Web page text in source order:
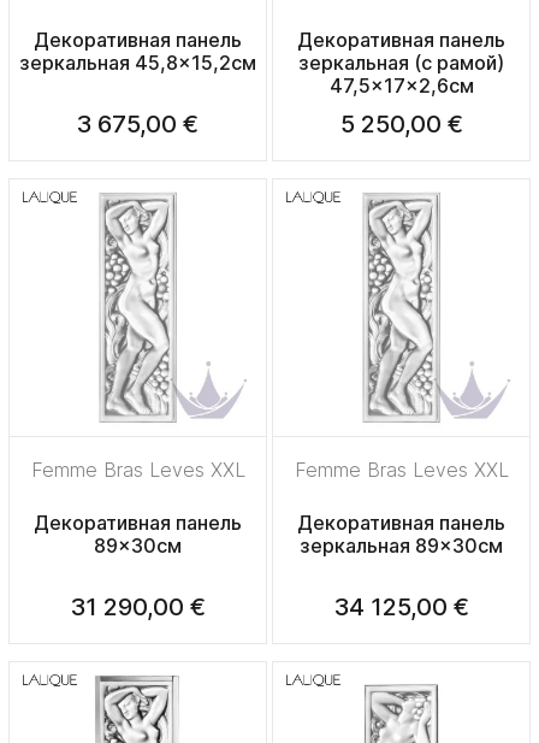
Декоративная панель
зеркальная 45,8x15,2см
3 675,00 €
Декоративная панель
зеркальная (с рамой)
47,5x17x2,6см
5 250,00 €
Femme Bras Leves XXL
Декоративная панель
89x30см
31 290,00 €
Femme Bras Leves XXL
Декоративная панель
зеркальная 89x30см
34 125,00 €